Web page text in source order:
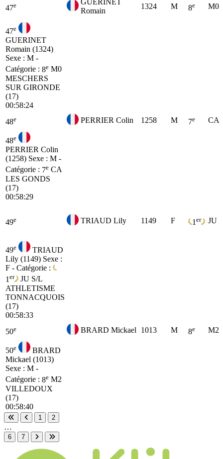
47e
GUERINET
Romain
1324 M 8e M0
47e
GUERINET
Romain (1324)
Sexe : M -
Catégorie : 8e M0
MESCHERS
SUR GIRONDE
(17)
00:58:24
48e PERRIER Colin 1258 M 7e CA
48e
PERRIER Colin
(1258) Sexe : M -
Catégorie : 7e CA
LES GONDS
(17)
00:58:29
49e TRIAUD Lily 1149 F 1 er JU
49e
TRIAUD
Lily (1149) Sexe :
F - Catégorie :
1 er JU S/L
ATHLETISME
TONNACQUOIS
(17)
00:58:33
50e BRARD Mickael 1013 M 8e M2
50e
BRARD
Mickael (1013)
Sexe : M -
Catégorie : 8e M2
VILLEDOUX
(17)
00:58:40
Première page
Page précédente
1 2
…
6
7
Page suivante
Dernière page